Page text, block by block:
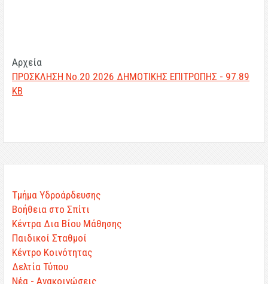
Αρχεία
ΠΡΟΣΚΛΗΣΗ Νο.20 2026 ΔΗΜΟΤΙΚΗΣ ΕΠΙΤΡΟΠΗΣ - 97.89
KB
Τμήμα Υδροάρδευσης
Βοήθεια στο Σπίτι
Κέντρα Δια Βίου Μάθησης
Παιδικοί Σταθμοί
Κέντρο Κοινότητας
Δελτία Τύπου
Νέα - Ανακοινώσεις